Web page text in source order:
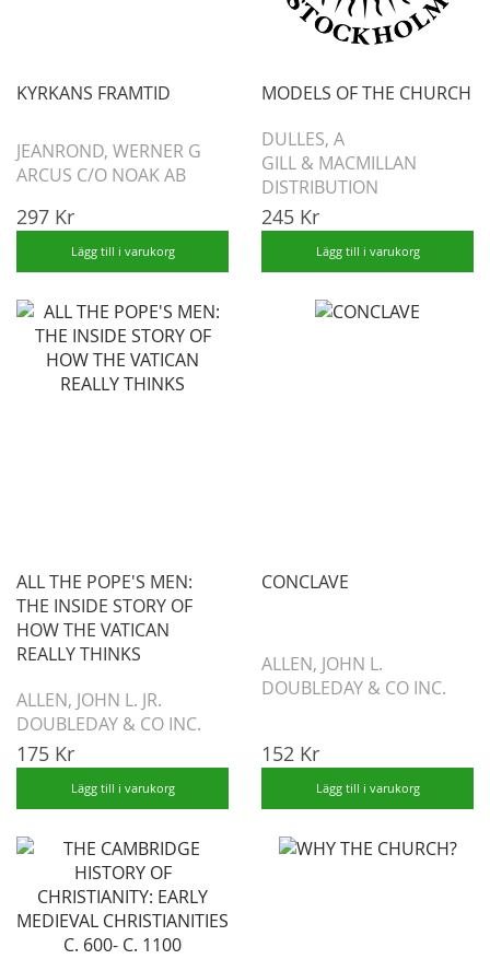
KYRKANS FRAMTID
JEANROND, WERNER G
ARCUS C/O NOAK AB
297 Kr
Lägg till i varukorg
MODELS OF THE CHURCH
DULLES, A
GILL & MACMILLAN
DISTRIBUTION
245 Kr
Lägg till i varukorg
ALL THE POPE'S MEN:
THE INSIDE STORY OF
HOW THE VATICAN
REALLY THINKS
ALLEN, JOHN L. JR.
DOUBLEDAY & CO INC.
175 Kr
Lägg till i varukorg
CONCLAVE
ALLEN, JOHN L.
DOUBLEDAY & CO INC.
152 Kr
Lägg till i varukorg